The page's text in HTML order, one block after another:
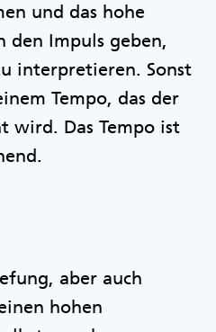
und das hohe
den Impuls geben,
interpretieren. Sonst
Tempo, das der
wird. Das Tempo ist
aber auch
hohen